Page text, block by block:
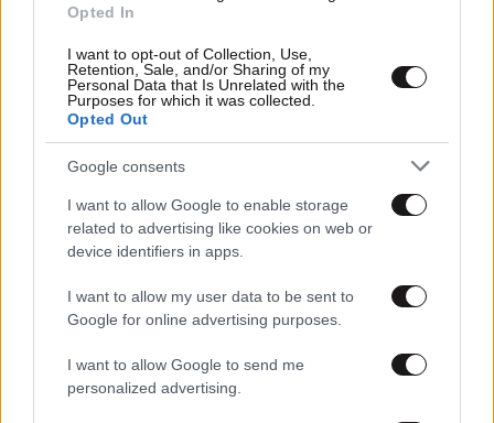
Opted In
I want to opt-out of Collection, Use,
Retention, Sale, and/or Sharing of my
Personal Data that Is Unrelated with the
Purposes for which it was collected.
Opted Out
Google consents
I want to allow Google to enable storage
related to advertising like cookies on web or
device identifiers in apps.
I want to allow my user data to be sent to
Google for online advertising purposes.
I want to allow Google to send me
personalized advertising.
Επιχειρηματικότητα στην Ελλάδα = καταδίκη
Απαντήστε